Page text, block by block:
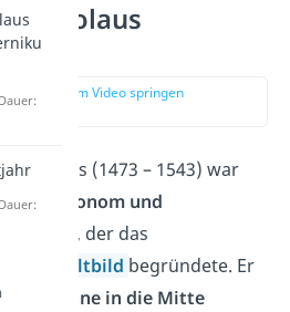
Nikolaus
zur Stelle im Video springen
(00:19)
(1473 – 1543) war
Astronom und
, der das
Weltbild begründete. Er
die
Sonne in die Mitte